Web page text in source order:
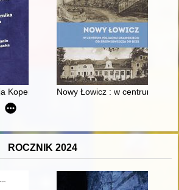
Kopernika z rodu ŚlązakaNowy Łowicz : w centrum
ROCZNIK 2024